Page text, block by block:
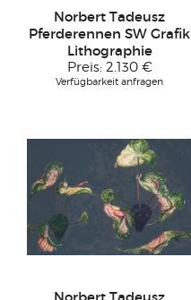
Norbert Tadeusz
Pferderennen SW Grafik
Lithographie
Preis: 2.130 €
Verfügbarkeit anfragen